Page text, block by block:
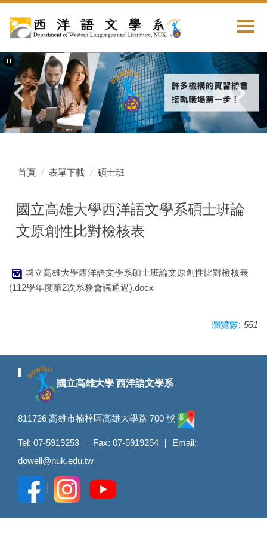
首頁 表單下載 碩士班
國立高雄大學西洋語文學系碩士班論
文原創性比對檢核表
國立高雄大學西洋語文學系碩士班論文原創性比對檢核表
(112學年度第2次系務會議通過).docx
瀏覽數: 551
國立高雄大學 西洋語文學系
811726 高雄市楠梓區高雄大學路 700 號
Tel: 07-5919253 ｜ Fax: 07-5919254 ｜ Email:
dowell@nuk.edu.tw